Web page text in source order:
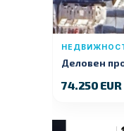
Деловен
74.250 EUR